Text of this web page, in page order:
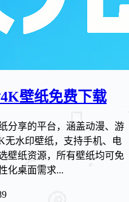
壁纸免费下载
分享的平台，涵盖动漫、游
无水印壁纸，支持手机、电
壁纸资源，所有壁纸均可免
化桌面需求...